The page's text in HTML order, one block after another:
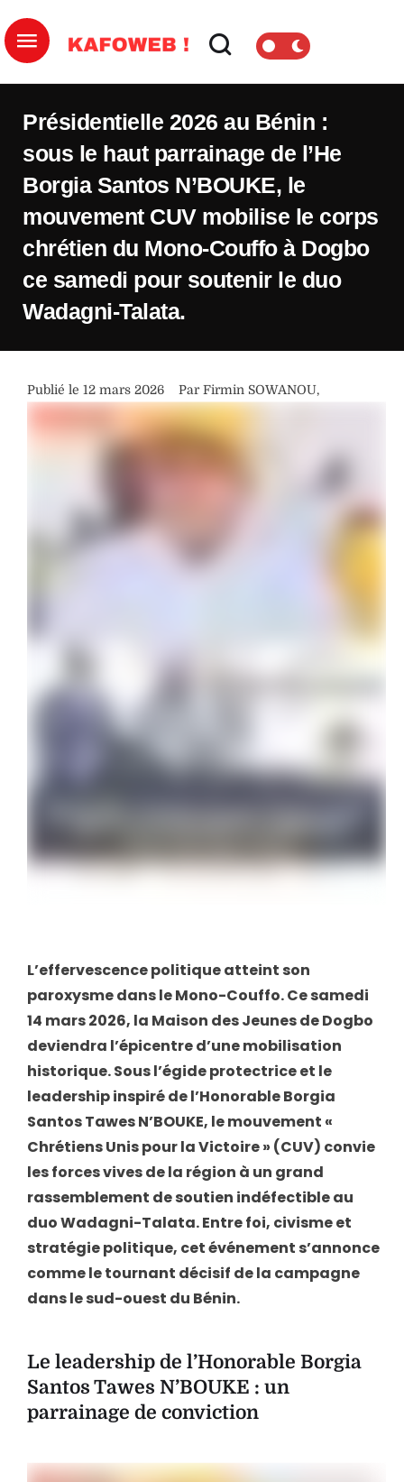
Présidentielle 2026 au Bénin :
sous le haut parrainage de l’He
Borgia Santos N’BOUKE, le
mouvement CUV mobilise le corps
chrétien du Mono-Couffo à Dogbo
ce samedi pour soutenir le duo
Wadagni-Talata.
Publié le 12 mars 2026 Par Firmin SOWANOU,
L’effervescence politique atteint son
paroxysme dans le Mono-Couffo. Ce samedi
14 mars 2026, la Maison des Jeunes de Dogbo
deviendra l’épicentre d’une mobilisation
historique. Sous l’égide protectrice et le
leadership inspiré de l’Honorable Borgia
Santos Tawes N’BOUKE, le mouvement «
Chrétiens Unis pour la Victoire » (CUV) convie
les forces vives de la région à un grand
rassemblement de soutien indéfectible au
duo Wadagni-Talata. Entre foi, civisme et
stratégie politique, cet événement s’annonce
comme le tournant décisif de la campagne
dans le sud-ouest du Bénin.
Le leadership de l’Honorable Borgia
Santos Tawes N’BOUKE : un
parrainage de conviction